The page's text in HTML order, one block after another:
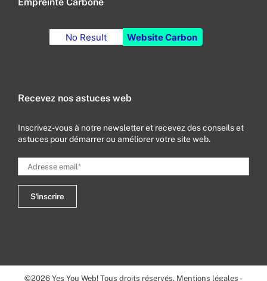
No Result Website Carbon
Recevez nos astuces web
Inscrivez-vous à notre newsletter et recevez des conseils et
astuces pour démarrer ou améliorer votre site web.
©2026 Yes You Web! Tous droits réservés. Mentions légales -